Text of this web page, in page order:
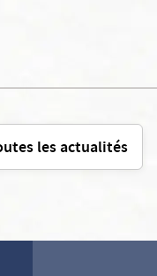
les actualités